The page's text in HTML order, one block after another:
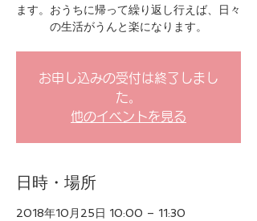
ます。おうちに帰って繰り返し行えば、日々
の生活がうんと楽になります。
お申し込みの受付は終了しまし
た。
他のイベントを見る
日時・場所
2018年10月25日 10:00 – 11:30